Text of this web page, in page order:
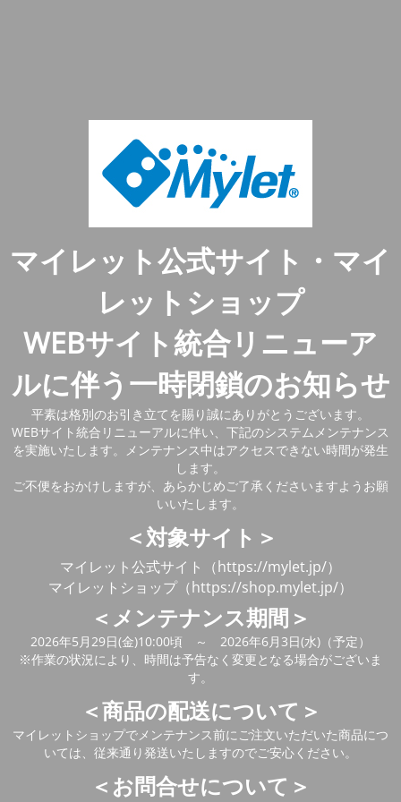
マイレット公式サイト・マイ
レットショップ
WEBサイト統合リニューア
ルに伴う一時閉鎖のお知らせ
平素は格別のお引き立てを賜り誠にありがとうございます。
WEBサイト統合リニューアルに伴い、下記のシステムメンテナンス
を実施いたします。メンテナンス中はアクセスできない時間が発生
します。
ご不便をおかけしますが、あらかじめご了承くださいますようお願
いいたします。
＜対象サイト＞
マイレット公式サイト（https://mylet.jp/）
マイレットショップ（https://shop.mylet.jp/）
＜メンテナンス期間＞
2026年5月29日(金)10:00頃 ～ 2026年6月3日(水)（予定）
※作業の状況により、時間は予告なく変更となる場合がございま
す。
＜商品の配送について＞
マイレットショップでメンテナンス前にご注文いただいた商品につ
いては、従来通り発送いたしますのでご安心ください。
＜お問合せについて＞